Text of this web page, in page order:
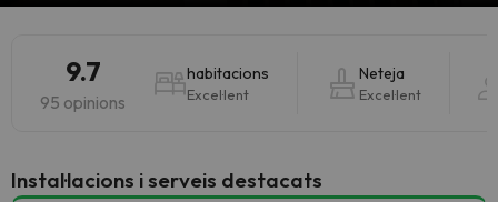
9.7
95 opinions
habitacions
Excel·lent
Neteja
Excel·lent
Instal·lacions i serveis destacats